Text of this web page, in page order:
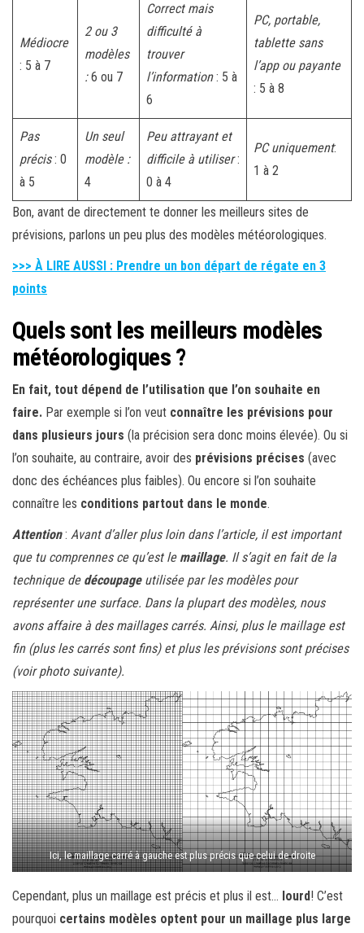
Médiocre
: 5 à 7
2 ou 3
modèles
:6 ou 7
Correct mais
difficulté à
trouver
l’information: 5 à
6
PC, portable,
tablette sans
l’app ou payante
: 5 à 8
Pas
précis: 0
à 5
Un seul
modèle :
4
Peu attrayant et
difficile à utiliser:
0 à 4
PC uniquement:
1 à 2
Bon, avant de directement te donner les meilleurs sites de
prévisions, parlons un peu plus des modèles météorologiques.
>>> À LIRE AUSSI : Prendre un bon départ de régate en 3
points
Quels sont les meilleurs modèles
météorologiques ?
En fait, tout dépend de l’utilisation que l’on souhaite en
faire. Par exemple si l’on veut connaître les prévisions pour
dans plusieurs jours (la précision sera donc moins élevée). Ou si
l’on souhaite, au contraire, avoir des prévisions précises (avec
donc des échéances plus faibles). Ou encore si l’on souhaite
connaître les conditions partout dans le monde.
Attention: Avant d’aller plus loin dans l’article, il est important
que tu comprennes ce qu’est le maillage. Il s’agit en fait de la
technique de découpage utilisée par les modèles pour
représenter une surface. Dans la plupart des modèles, nous
avons affaire à des maillages carrés. Ainsi, plus le maillage est
fin (plus les carrés sont fins) et plus les prévisions sont précises
(voir photo suivante).
Ici, le maillage carré à gauche est plus précis que celui de droite
Cependant, plus un maillage est précis et plus il est… lourd! C’est
pourquoi certains modèles optent pour un maillage plus large